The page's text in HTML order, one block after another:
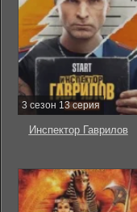
3 сезон 13 серия
Инспектор Гаврилов